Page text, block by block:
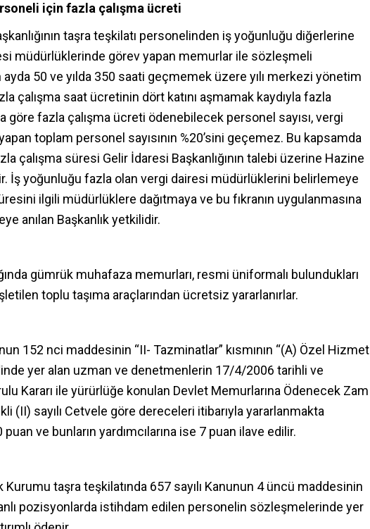
için fazla çalışma ücreti
taşra teşkilatı personelinden iş yoğunluğu diğerlerine
müdürlüklerinde görev yapan memurlar ile sözleşmeli
50 ve yılda 350 saati geçmemek üzere yılı merkezi yönetim
çalışma saat ücretinin dört katını aşmamak kaydıyla fazla
göre fazla çalışma ücreti ödenebilecek personel sayısı, vergi
toplam personel sayısının %20’sini geçemez. Bu kapsamda
çalışma süresi Gelir İdaresi Başkanlığının talebi üzerine Hazine
İş yoğunluğu fazla olan vergi dairesi müdürlüklerini belirlemeye
ilgili müdürlüklere dağıtmaya ve bu fıkranın uygulanmasına
anılan Başkanlık yetkilidir.
gümrük muhafaza memurları, resmi üniformalı bulundukları
toplu taşıma araçlarından ücretsiz yararlanırlar.
152 nci maddesinin “II- Tazminatlar” kısmının “(A) Özel Hizmet
yer alan uzman ve denetmenlerin 17/4/2006 tarihli ve
Kararı ile yürürlüğe konulan Devlet Memurlarına Ödenecek Zam
(II) sayılı Cetvele göre dereceleri itibarıyla yararlanmakta
ve bunların yardımcılarına ise 7 puan ilave edilir.
Kurumu taşra teşkilatında 657 sayılı Kanunun 4 üncü maddesinin
pozisyonlarda istihdam edilen personelin sözleşmelerinde yer